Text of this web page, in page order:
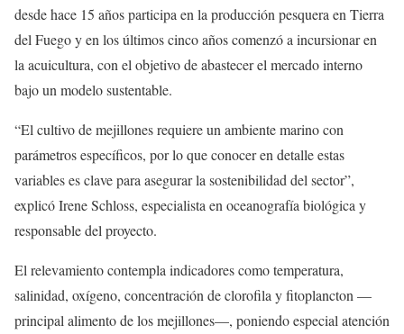
desde hace 15 años participa en la producción pesquera en Tierra
del Fuego y en los últimos cinco años comenzó a incursionar en
la acuicultura, con el objetivo de abastecer el mercado interno
bajo un modelo sustentable.
“El cultivo de mejillones requiere un ambiente marino con
parámetros específicos, por lo que conocer en detalle estas
variables es clave para asegurar la sostenibilidad del sector”,
explicó Irene Schloss, especialista en oceanografía biológica y
responsable del proyecto.
El relevamiento contempla indicadores como temperatura,
salinidad, oxígeno, concentración de clorofila y fitoplancton —
principal alimento de los mejillones—, poniendo especial atención